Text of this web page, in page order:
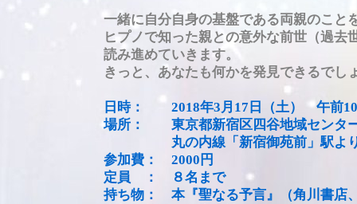
一緒に自分自身の基盤である両親のこと
ヒプノで知った親との意外な前世（過去
読み進めていきます。
きっと、あなたも何かを発見できるでし
日時： 2018年3月17日（土） 午前
場所： 東京都新宿区四谷地域センタ
丸の内線「新宿御苑前」駅
参加費： 2000円
定員 ： ８名まで
持ち物： 本『聖なる予言』（角川書店